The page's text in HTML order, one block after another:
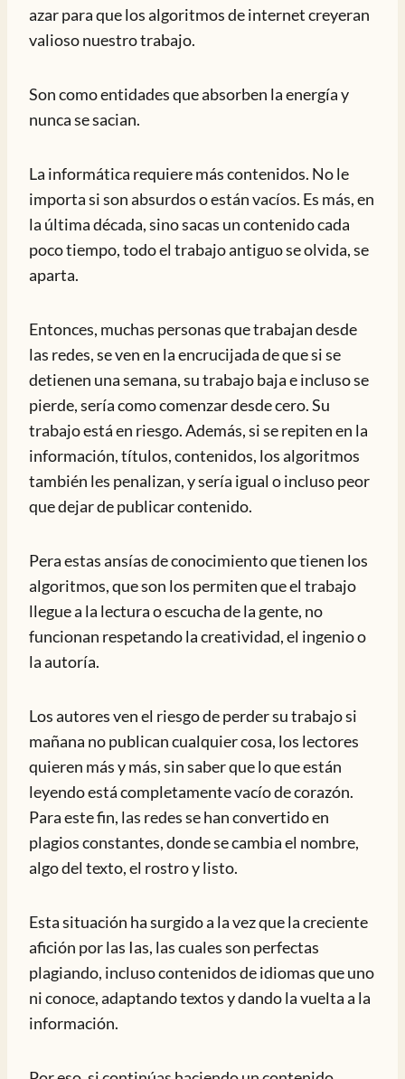
azar para que los algoritmos de internet creyeran
valioso nuestro trabajo.
Son como entidades que absorben la energía y
nunca se sacian.
La informática requiere más contenidos. No le
importa si son absurdos o están vacíos. Es más, en
la última década, sino sacas un contenido cada
poco tiempo, todo el trabajo antiguo se olvida, se
aparta.
Entonces, muchas personas que trabajan desde
las redes, se ven en la encrucijada de que si se
detienen una semana, su trabajo baja e incluso se
pierde, sería como comenzar desde cero. Su
trabajo está en riesgo. Además, si se repiten en la
información, títulos, contenidos, los algoritmos
también les penalizan, y sería igual o incluso peor
que dejar de publicar contenido.
Pera estas ansías de conocimiento que tienen los
algoritmos, que son los permiten que el trabajo
llegue a la lectura o escucha de la gente, no
funcionan respetando la creatividad, el ingenio o
la autoría.
Los autores ven el riesgo de perder su trabajo si
mañana no publican cualquier cosa, los lectores
quieren más y más, sin saber que lo que están
leyendo está completamente vacío de corazón.
Para este fin, las redes se han convertido en
plagios constantes, donde se cambia el nombre,
algo del texto, el rostro y listo.
Esta situación ha surgido a la vez que la creciente
afición por las Ias, las cuales son perfectas
plagiando, incluso contenidos de idiomas que uno
ni conoce, adaptando textos y dando la vuelta a la
información.